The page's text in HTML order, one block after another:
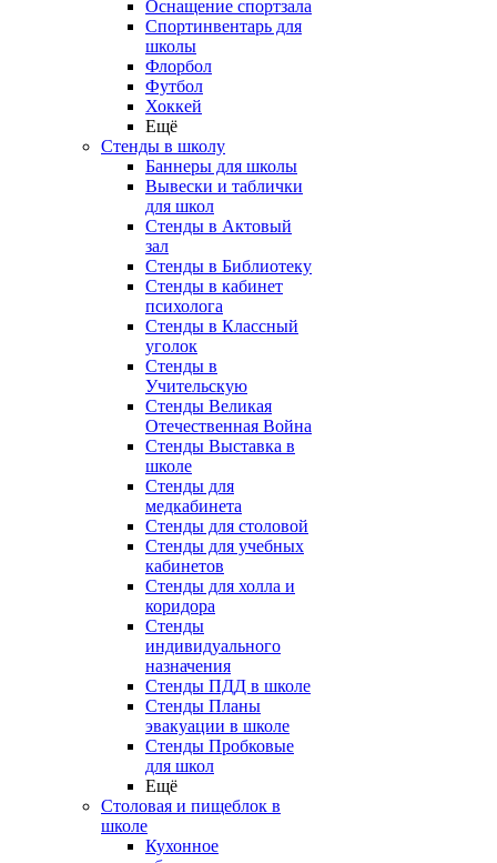
Оснащение спортзала
Спортинвентарь для
школы
Флорбол
Футбол
Хоккей
Ещё
Стенды в школу
Баннеры для школы
Вывески и таблички
для школ
Стенды в Актовый
зал
Стенды в Библиотеку
Стенды в кабинет
психолога
Стенды в Классный
уголок
Стенды в
Учительскую
Стенды Великая
Отечественная Война
Стенды Выставка в
школе
Стенды для
медкабинета
Стенды для столовой
Стенды для учебных
кабинетов
Стенды для холла и
коридора
Стенды
индивидуального
назначения
Стенды ПДД в школе
Стенды Планы
эвакуации в школе
Стенды Пробковые
для школ
Ещё
Столовая и пищеблок в
школе
Кухонное